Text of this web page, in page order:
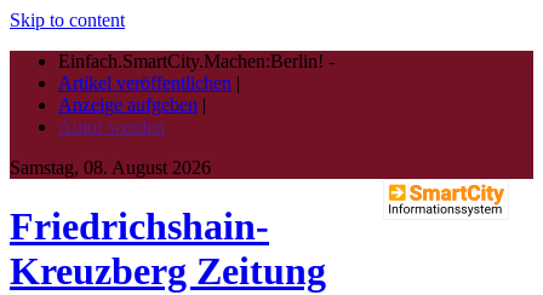
Skip to content
Einfach.SmartCity.Machen:Berlin! -
Artikel veröffentlichen |
Anzeige aufgeben |
Autor werden
Samstag, 08. August 2026
Friedrichshain-
Kreuzberg Zeitung